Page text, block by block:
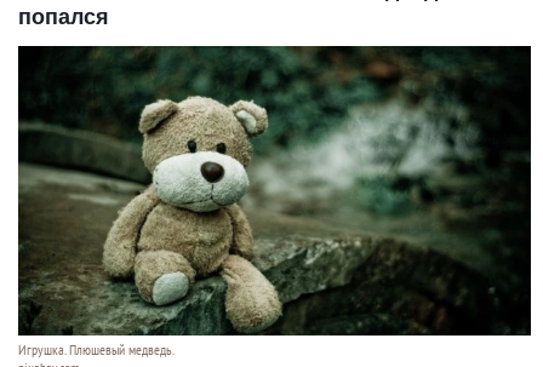
попался
Игрушка. Плюшевый медведь.